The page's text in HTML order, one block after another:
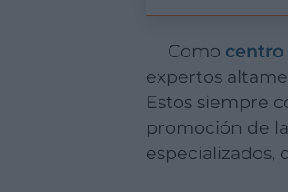
Como
expertos
Estos siempre
promoción de